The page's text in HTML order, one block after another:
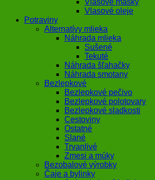
Vlasové masky
Vlasové oleje
Potraviny
Alternatívy mlieka
Náhrada mlieka
Sušené
Tekuté
Náhrada šľahačky
Náhrada smotany
Bezlepkové
Bezlepkové pečivo
Bezlepkové polotovary
Bezlepkové sladkosti
Cestoviny
Ostatné
Slané
Trvanlivé
Zmesi a múky
Bezobalové výrobky
Čaje a bylinky